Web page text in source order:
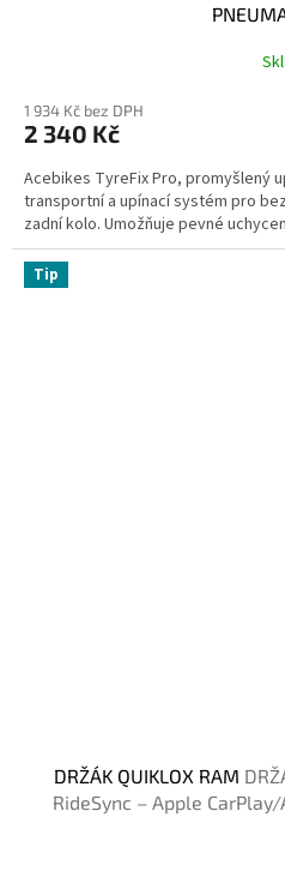
1 934 Kč bez DPH
2 340 Kč
Acebikes TyreFix Pro, promyšlený
transportní a upínací systém pro
zadní kolo. Umožňuje pevné
Tip
DRŽÁK QUIKLOX RAM
RideSync – Apple